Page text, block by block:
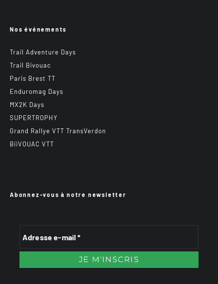
Nos événements
Trail Adventure Days
Trail Bivouac
Paris Brest TT
Enduromag Days
MX2K Days
SUPERTROPHY
Grand Rallye VTT TransVerdon
BiiVOUAC VTT
Abonnez-vous à notre newsletter